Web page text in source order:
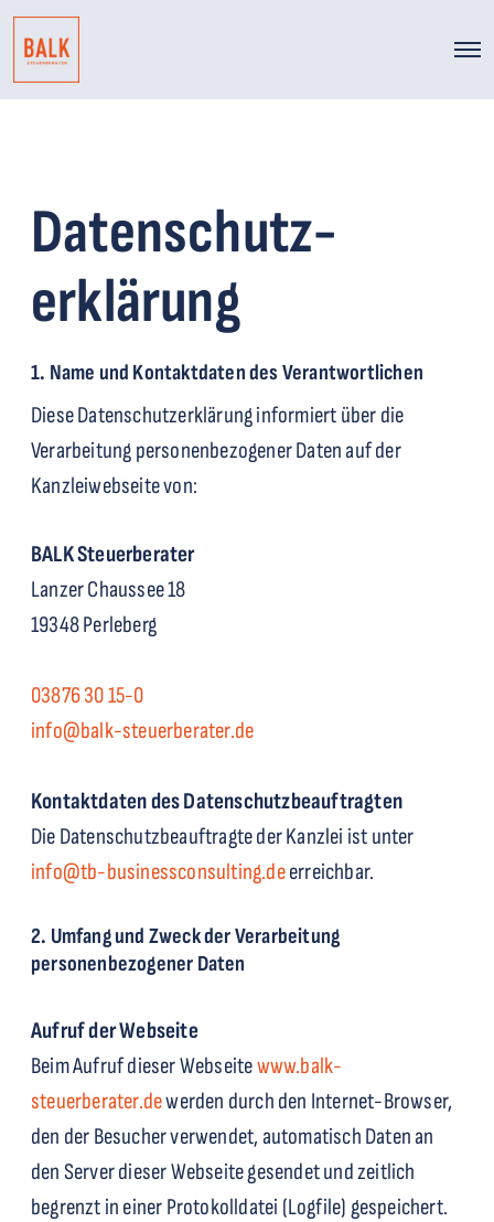
O
e
Datenschutz­
erklärung
1. Name und Kontaktdaten des Verantwortlichen
Diese Datenschutzerklärung informiert über die
Verarbeitung personenbezogener Daten auf der
Kanzleiwebseite von:
BALK Steuerberater
Lanzer Chaussee 18
19348 Perleberg
03876 30 15-0
info@balk-steuerberater.de
Kontaktdaten des Datenschutzbeauftragten
Die Datenschutzbeauftragte der Kanzlei ist unter
info@tb-businessconsulting.deerreichbar.
2. Umfang und Zweck der Verarbeitung
personenbezogener Daten
Aufruf der Webseite
Beim Aufruf dieser Webseitewww.balk-
steuerberater.dewerden durch den Internet-Browser,
den der Besucher verwendet, automatisch Daten an
den Server dieser Webseite gesendet und zeitlich
begrenzt in einer Protokolldatei (Logfile) gespeichert.